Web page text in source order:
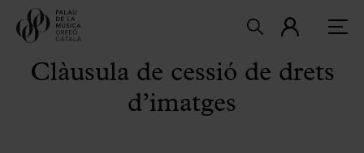
Clàusula de cessió de drets
d’imatges